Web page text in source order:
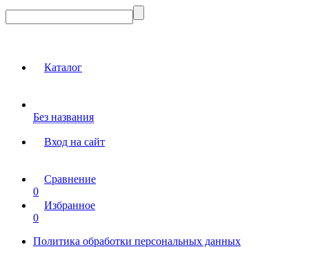
Каталог
Без названия
Вход на сайт
Сравнение
0
Избранное
0
Политика обработки персональных данных